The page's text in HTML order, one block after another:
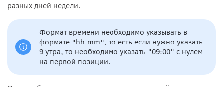
разных дней недели.
Формат времени необходимо указывать в
формате "hh.mm", то есть если нужно указать
9 утра, то необходимо указать "09:00" с нулем
на первой позиции.